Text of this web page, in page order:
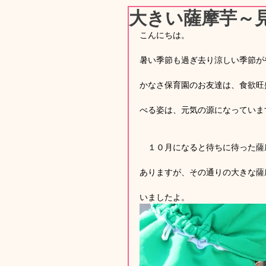
大きい薩摩芋～
こんにちは。
暑い季節も過ぎ去り涼しい季節
かなさ保育園のお友達は、食欲
べる姿は、元気の源になっていま
１０月になると待ちに待った
ありますが、その通りの大きな
いましたよ。